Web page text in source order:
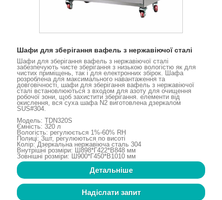
Шафи для зберігання вафель з нержавіючої сталі
Шафи для зберігання вафель з нержавіючої сталі
забезпечують чисте зберігання з низькою вологістю як для
чистих приміщень, так і для електронних збірок. Шафа
розроблена для максимального навантаження та
довговічності, шафи для зберігання вафель з нержавіючої
сталі встановлюються з входом для азоту для очищення
робочої зони, щоб захистити зберігання. елементи від
окислення, вся суха шафа N2 виготовлена ​​дзеркалом
SUS#304.
Модель: TDN320S
Ємність: 320 л
Вологість: регулюється 1%-60% RH
Полиці: 3шт, регулюються по висоті
Колір: Дзеркальна нержавіюча сталь 304
Внутрішні розміри: Ш898*Г422*В848 мм
Зовнішні розміри: Ш900*Г450*В1010 мм
Детальніше
Надіслати запит